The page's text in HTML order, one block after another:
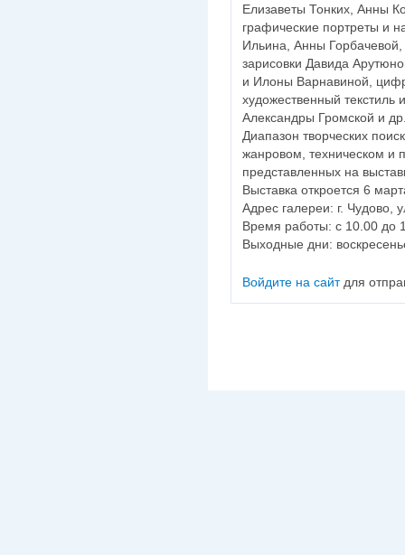
Елизаветы Тонких, Анны
графические портреты и
Ильина, Анны
зарисовки Давида
и Илоны Варнавиной,
художественный текстиль
Александры Громской и
Диапазон творческих
жанровом, техническом и
представленных на
Выставка откроется 6
Адрес галереи: г. Чудово,
Время работы: с 10.00 до
Выходные дни:
Войдите на сайтдля